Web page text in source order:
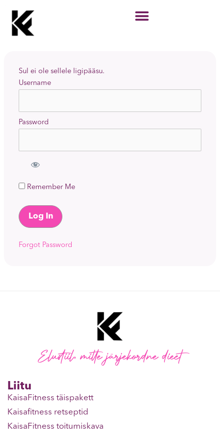
content
Sul ei ole sellele ligipääsu.
Username
Password
Remember Me
Forgot Password
Elustiil, mitte järjekordne dieet
Liitu
KaisaFitness täispakett
Kaisafitness retseptid
KaisaFitness toitumiskava